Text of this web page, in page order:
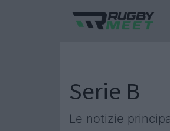
Serie B
Le notizie